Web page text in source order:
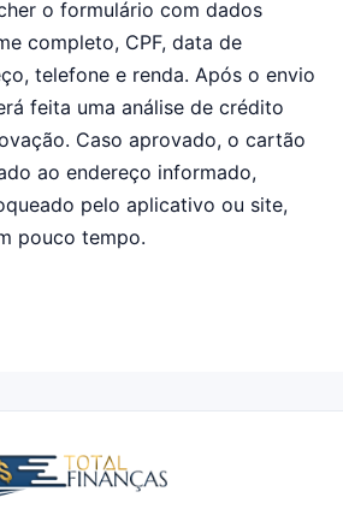
o formulário com dados
completo, CPF, data de
telefone e renda. Após o envio
feita uma análise de crédito
Caso aprovado, o cartão
ao endereço informado,
pelo aplicativo ou site,
pouco tempo.